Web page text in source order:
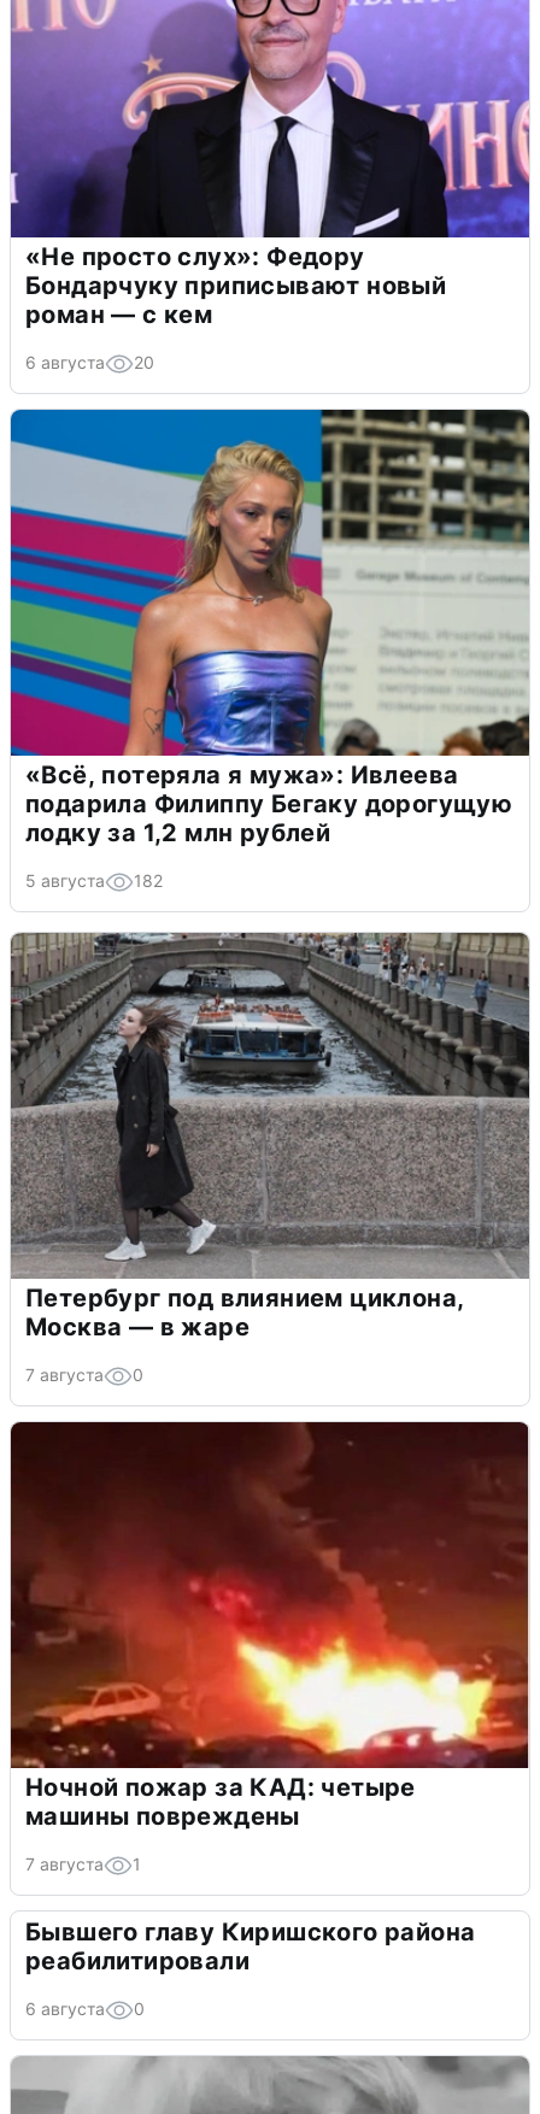
«Не просто слух»: Федору
Бондарчуку приписывают новый
роман — с кем
6 августа 20
«Всё, потеряла я мужа»: Ивлеева
подарила Филиппу Бегаку дорогущую
лодку за 1,2 млн рублей
5 августа 182
Петербург под влиянием циклона,
Москва — в жаре
7 августа 0
Ночной пожар за КАД: четыре
машины повреждены
7 августа 1
Бывшего главу Киришского района
реабилитировали
6 августа 0